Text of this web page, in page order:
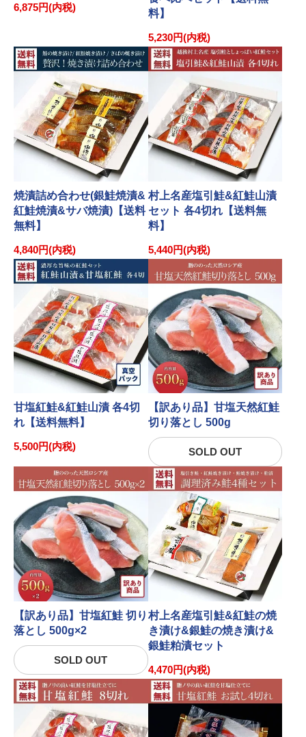
6,875円(内税)
料】
5,230円(内税)
焼漬詰め合わせ(銀鮭焼漬&
紅鮭焼漬&サバ焼漬)【送料
無料】
4,840円(内税)
村上名産塩引鮭&紅鮭山漬
セット 各4切れ【送料無
料】
5,440円(内税)
甘塩紅鮭&紅鮭山漬 各4切
れ【送料無料】
5,500円(内税)
【訳あり品】甘塩天然紅鮭
切り落とし 500g
SOLD OUT
【訳あり品】甘塩紅鮭 切り
落とし 500g×2
SOLD OUT
村上名産塩引鮭&紅鮭の焼
き漬け&銀鮭の焼き漬け&
銀鮭粕漬セット
4,470円(内税)